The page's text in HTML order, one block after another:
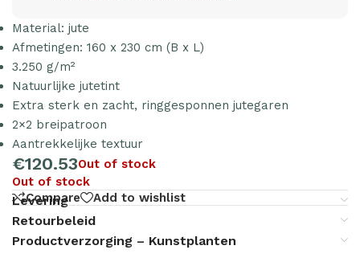
Material: jute
Afmetingen: 160 x 230 cm (B x L)
3.250 g/m²
Natuurlijke jutetint
Extra sterk en zacht, ringgesponnen jutegaren
2×2 breipatroon
Aantrekkelijke textuur
€120.53Out of stock
Out of stock
Compare
Add to wishlist
Levering
Retourbeleid
Productverzorging – Kunstplanten